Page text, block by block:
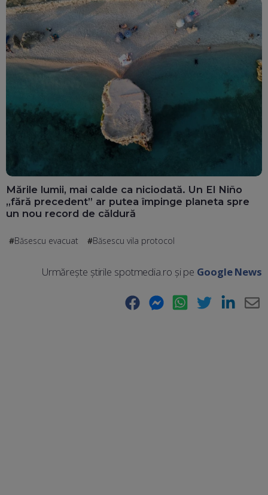
Mările lumii, mai calde ca niciodată. Un El Niño
„fără precedent” ar putea împinge planeta spre
un nou record de căldură
Băsescu evacuat Băsescu vila protocol
Urmărește știrile spotmedia.ro și pe Google News
Facebook Messenger WhatsApp Twitter LinkedIn